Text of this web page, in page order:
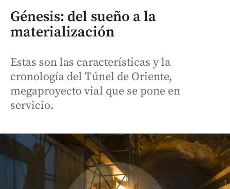
Génesis: del sueño a la
materialización
Estas son las características y la
cronología del Túnel de Oriente,
megaproyecto vial que se pone en
servicio.